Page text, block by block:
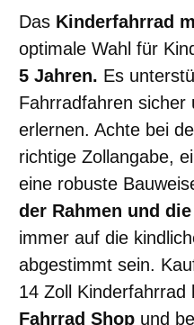
Das Kinderfahrrad
optimale Wahl für
5 Jahren. Es
Fahrradfahren sicher
erlernen. Achte bei
richtige Zollangabe,
eine robuste
der Rahmen und
immer auf die
abgestimmt sein.
14 Zoll Kinderfahrrad
Fahrrad Shop und